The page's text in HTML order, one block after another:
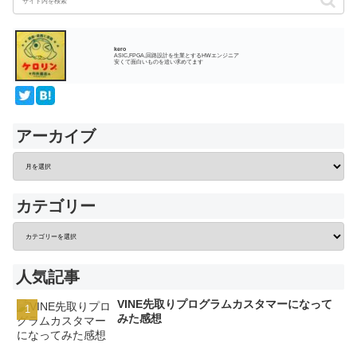
kero
ASIC,FPGA,回路設計を生業とするHWエンジニア
安くて面白いものを追い求めてます
アーカイブ
カテゴリー
人気記事
VINE先取りプログラムカスタマーになって
みた感想